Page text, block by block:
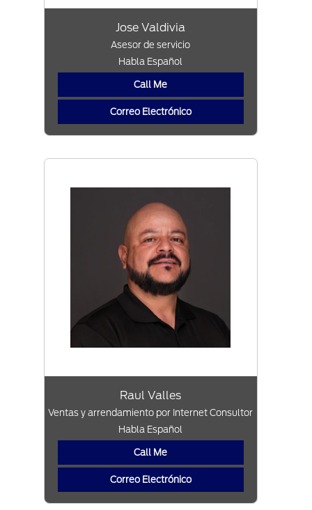
Jose Valdivia
Asesor de servicio
Habla Español
Call Me
Correo Electrónico
Raul Valles
Ventas y arrendamiento por Internet Consultor
Habla Español
Call Me
Correo Electrónico